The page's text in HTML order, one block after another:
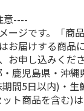
意----
ージです。「商
お届けする商品
お申し込みくださ
鹿児島県・沖
間5日以内)・生
ト商品を含む)